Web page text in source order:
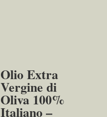
Olio Extra
Vergine di
Oliva 100%
Italiano –